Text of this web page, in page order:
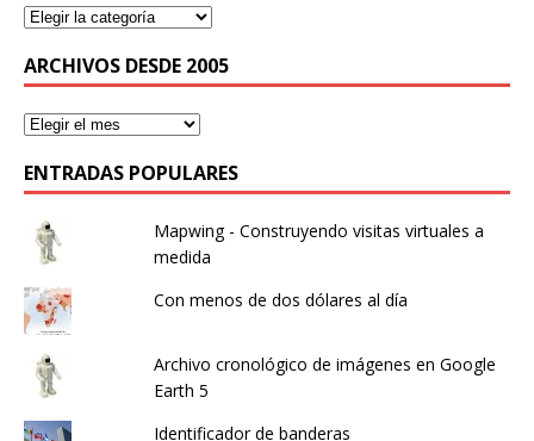
ARCHIVOS DESDE 2005
ENTRADAS POPULARES
Mapwing - Construyendo visitas virtuales a
medida
Con menos de dos dólares al día
Archivo cronológico de imágenes en Google
Earth 5
Identificador de banderas